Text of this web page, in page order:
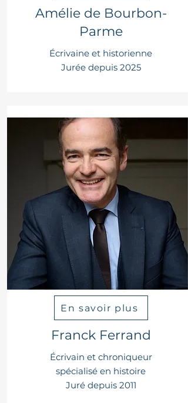
Amélie de Bourbon-
Parme
Écrivaine et historienne
Jurée depuis 2025
En savoir plus
Franck Ferrand
Écrivain et chroniqueur
spécialisé en histoire
Juré depuis 2011